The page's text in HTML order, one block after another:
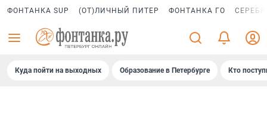
ФОНТАНКА SUP (ОТ)ЛИЧНЫЙ ПИТЕР ФОНТАНКА ГО
Куда пойти на выходных Образование в Петербурге Кто